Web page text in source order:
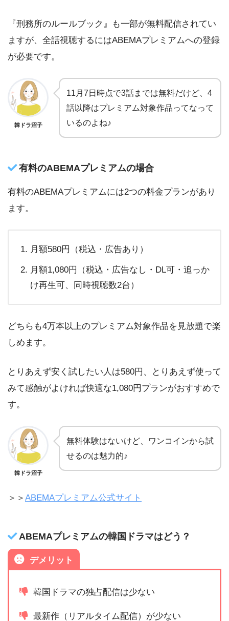
『刑務所のルールブック』も一部が無料配信されてい
ますが、全話視聴するにはABEMAプレミアムへの登録
が必要です。
韓ドラ沼子
11月7日時点で3話までは無料だけど、4
話以降はプレミアム対象作品ってなって
いるのよね♪
有料のABEMAプレミアムの場合
有料のABEMAプレミアムには2つの料金プランがあり
ます。
月額580円（税込・広告あり）
月額1,080円（税込・広告なし・DL可・追っか
け再生可、同時視聴数2台）
どちらも4万本以上のプレミアム対象作品を見放題で楽
しめます。
とりあえず安く試したい人は580円、とりあえず使って
みて感触がよければ快適な1,080円プランがおすすめで
す。
韓ドラ沼子
無料体験はないけど、ワンコインから試
せるのは魅力的♪
＞＞ ABEMAプレミアム公式サイト
ABEMAプレミアムの韓国ドラマはどう？
デメリット
韓国ドラマの独占配信は少ない
最新作（リアルタイム配信）が少ない